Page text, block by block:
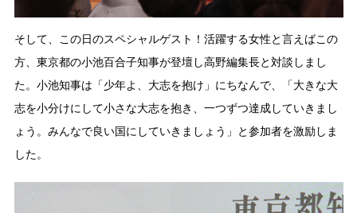
そして、この日のスペシャルゲスト！活躍する女性と言えばこの
方、東京都の小池百合子知事が登壇し高野編集長と対談しまし
た。小池知事は「少年よ、大志を抱け」にちなんで、「大きな大
志を小分けにして小さな大志を抱き、一つずつ達成していきまし
ょう。みんなで良い国にしていきましょう」と参加者を激励しま
した。